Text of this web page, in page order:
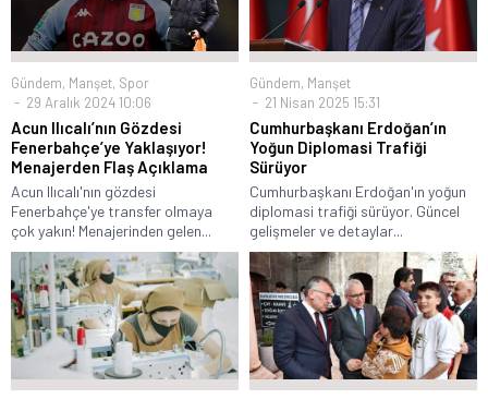
Gündem, Manşet, Spor
29 Aralık 2024 10:06
Acun Ilıcalı’nın Gözdesi
Fenerbahçe’ye Yaklaşıyor!
Menajerden Flaş Açıklama
Acun Ilıcalı'nın gözdesi
Fenerbahçe'ye transfer olmaya
çok yakın! Menajerinden gelen...
Gündem, Manşet
21 Nisan 2025 15:31
Cumhurbaşkanı Erdoğan’ın
Yoğun Diplomasi Trafiği
Sürüyor
Cumhurbaşkanı Erdoğan'ın yoğun
diplomasi trafiği sürüyor. Güncel
gelişmeler ve detaylar...